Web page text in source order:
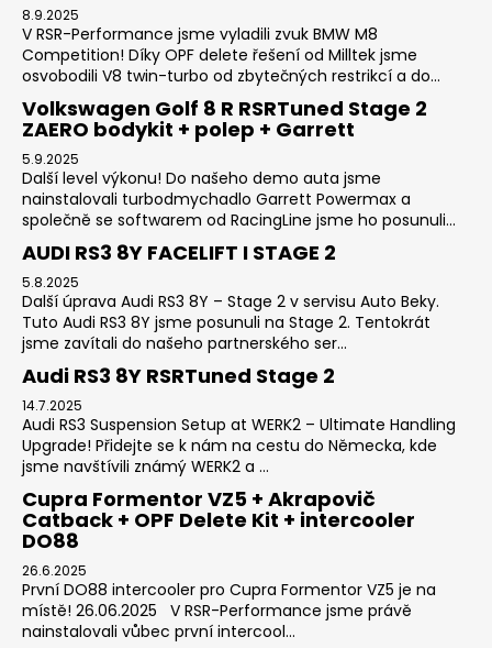
8.9.2025
V RSR-Performance jsme vyladili zvuk BMW M8
Competition! Díky OPF delete řešení od Milltek jsme
osvobodili V8 twin-turbo od zbytečných restrikcí a do...
Volkswagen Golf 8 R RSRTuned Stage 2
ZAERO bodykit + polep + Garrett
5.9.2025
Další level výkonu! Do našeho demo auta jsme
nainstalovali turbodmychadlo Garrett Powermax a
společně se softwarem od RacingLine jsme ho posunuli...
AUDI RS3 8Y FACELIFT I STAGE 2
5.8.2025
Další úprava Audi RS3 8Y – Stage 2 v servisu Auto Beky.
Tuto Audi RS3 8Y jsme posunuli na Stage 2. Tentokrát
jsme zavítali do našeho partnerského ser...
Audi RS3 8Y RSRTuned Stage 2
14.7.2025
Audi RS3 Suspension Setup at WERK2 – Ultimate Handling
Upgrade! Přidejte se k nám na cestu do Německa, kde
jsme navštívili známý WERK2 a ...
Cupra Formentor VZ5 + Akrapovič
Catback + OPF Delete Kit + intercooler
DO88
26.6.2025
První DO88 intercooler pro Cupra Formentor VZ5 je na
místě! 26.06.2025 V RSR-Performance jsme právě
nainstalovali vůbec první intercool...